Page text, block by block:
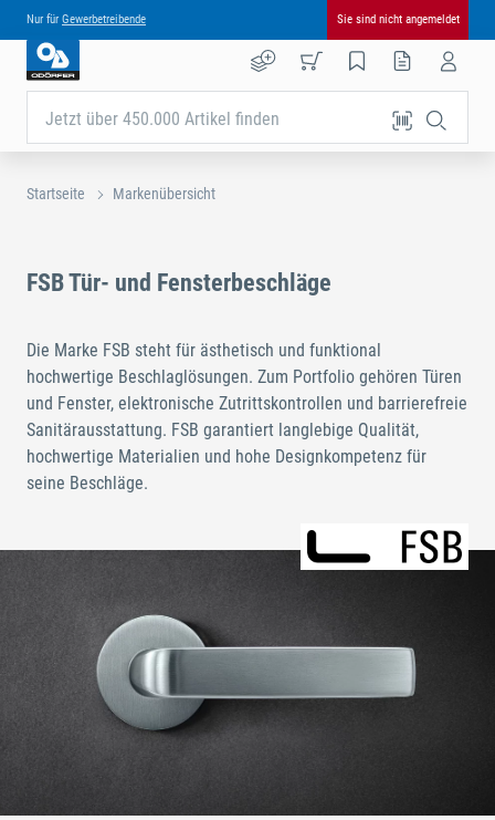
Nur für Gewerbetreibende Sie sind nicht angemeldet
Jetzt über 450.000 Artikel finden
Startseite Markenübersicht
FSB Tür- und Fensterbeschläge
Die Marke FSB steht für ästhetisch und funktional
hochwertige Beschlaglösungen. Zum Portfolio gehören Türen
und Fenster, elektronische Zutrittskontrollen und barrierefreie
Sanitärausstattung. FSB garantiert langlebige Qualität,
hochwertige Materialien und hohe Designkompetenz für
seine Beschläge.